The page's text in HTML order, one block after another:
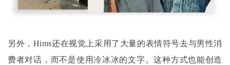
另外， Hims还在视觉上采用了大量的表情符号去与男性消
费者对话，而不是使用冷冰冰的文字。这种方式也能创造